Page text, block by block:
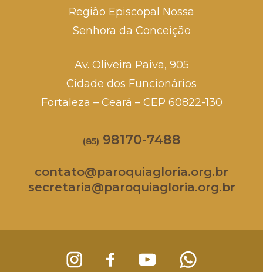
Região Episcopal Nossa
Senhora da Conceição
Av. Oliveira Paiva, 905
Cidade dos Funcionários
Fortaleza – Ceará – CEP 60822-130
(85) 98170-7488
contato@paroquiagloria.org.br
secretaria@paroquiagloria.org.br